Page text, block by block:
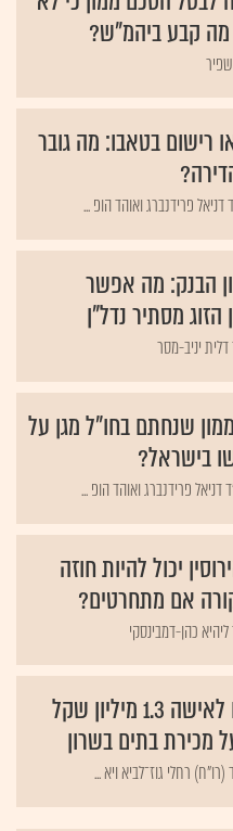
קבע ביהמ"ש?
רישום בטאבו: מה גובר
דניאל פרידנברג ואוהד הופ ...
הבנק: מה אפשר
מסתיר נדל"ן
דלית יניב-מסר
שנחתם בחו"ל מגן על
בישראל?
דניאל פרידנברג ואוהד הופ ...
יכול להיות חוזה
אם מתחרטים?
כהן-דמבינסקי
הגרוש ישלם לאישה 1.3 מיליון שקל
מכירת בתים בשרון
(רו"ח) רחלי גוז־לביא ויא ...